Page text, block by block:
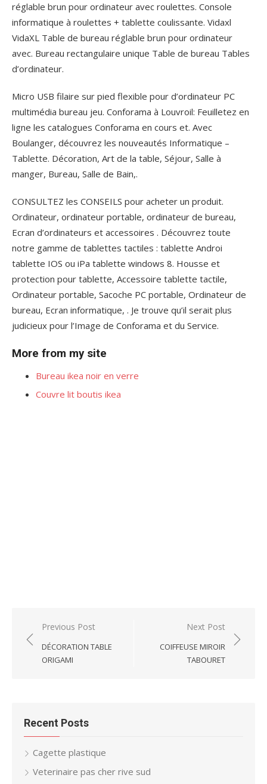
réglable brun pour ordinateur avec roulettes. Console
informatique à roulettes + tablette coulissante. Vidaxl
VidaXL Table de bureau réglable brun pour ordinateur
avec. Bureau rectangulaire unique Table de bureau Tables
d’ordinateur.
Micro USB filaire sur pied flexible pour d’ordinateur PC
multimédia bureau jeu. Conforama à Louvroil: Feuilletez en
ligne les catalogues Conforama en cours et. Avec
Boulanger, découvrez les nouveautés Informatique –
Tablette. Décoration, Art de la table, Séjour, Salle à
manger, Bureau, Salle de Bain,.
CONSULTEZ les CONSEILS pour acheter un produit.
Ordinateur, ordinateur portable, ordinateur de bureau,
Ecran d’ordinateurs et accessoires . Découvrez toute
notre gamme de tablettes tactiles : tablette Androi
tablette IOS ou iPa tablette windows 8. Housse et
protection pour tablette, Accessoire tablette tactile,
Ordinateur portable, Sacoche PC portable, Ordinateur de
bureau, Ecran informatique, . Je trouve qu’il serait plus
judicieux pour l’Image de Conforama et du Service.
More from my site
Bureau ikea noir en verre
Couvre lit boutis ikea
Post
navigation
Previous Post
DÉCORATION TABLE
ORIGAMI
Next Post
COIFFEUSE MIROIR
TABOURET
Recent Posts
Cagette plastique
Veterinaire pas cher rive sud